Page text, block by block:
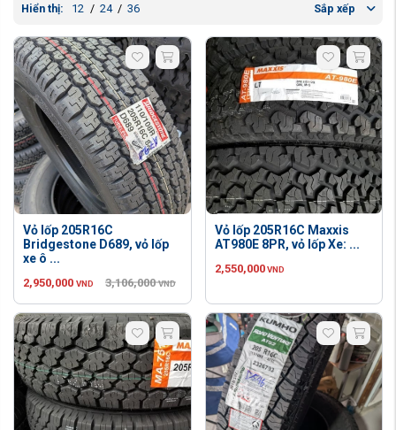
Hiển thị:
12 / 24 / 36 Sắp xếp
Vỏ lốp 205R16C
Bridgestone D689, vỏ lốp
xe ô ...
2,950,000 VND 3,106,000 VND
Vỏ lốp 205R16C Maxxis
AT980E 8PR, vỏ lốp Xe: ...
2,550,000 VND